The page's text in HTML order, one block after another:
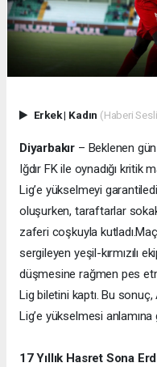
Erkek| Kadın (Haberi
Diyarbakır – Beklenen
Iğdır FK ile oynadığı
Lig’e yükselmeyi
oluşurken, taraftarlar
zaferi coşkuyla kutladı.
sergileyen yeşil-kırmızılı
düşmesine rağmen pes
Lig biletini kaptı. Bu
Lig’e yükselmesi anlamına
17 Yıllık Hasret Sona